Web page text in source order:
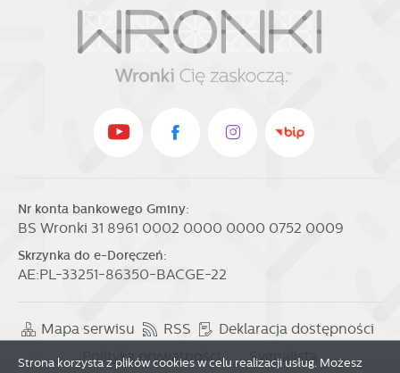
Nr konta bankowego Gminy:
BS Wronki 31 8961 0002 0000 0000 0752 0009
Skrzynka do e-Doręczeń:
AE:PL-33251-86350-BACGE-22
Mapa serwisu RSS
Deklaracja dostępności
Polityka prywatności
Sygnalista
Strona korzysta z plików cookies w celu realizacji usług. Możesz